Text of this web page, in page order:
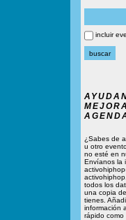
incluir
¿Sabes de
u otro
no esté en
Envíanos la
todos los
una copia
tienes.
información
rápido como